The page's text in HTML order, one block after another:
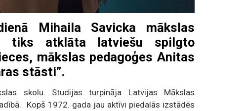
Mihaila Savicka mākslas
tiks atklāta latviešu spilgto
mākslas pedagoģes Anitas
stāsti”.
skolu. Studijas turpināja Latvijas Mākslas
Kopš 1972. gada jau aktīvi piedalās izstādēs